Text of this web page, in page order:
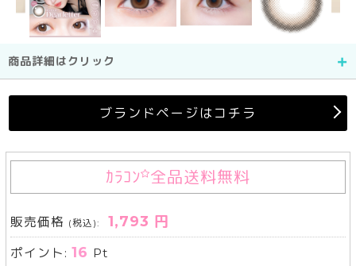
商品詳細はクリック
ブランドページはコチラ
ｶﾗｺﾝ 全品送料無料
販売価格 (税込): 1,793 円
ポイント:16 Pt